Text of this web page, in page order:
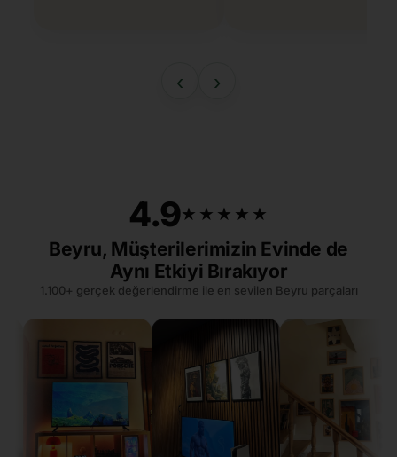
‹ ›
4.9★★★★★
★★★★★
Beyru, Müşterilerimizin Evinde de
Aynı Etkiyi Bırakıyor
1.100+ gerçek değerlendirme ile en sevilen Beyru parçaları